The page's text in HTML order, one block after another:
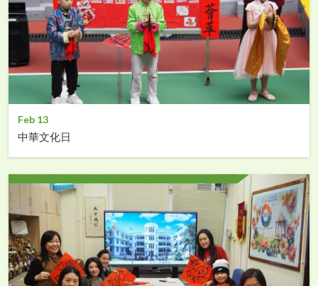
Feb 13
中華文化日